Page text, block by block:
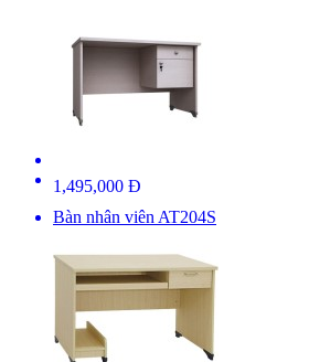
1,495,000 Đ
Bàn nhân viên AT204S